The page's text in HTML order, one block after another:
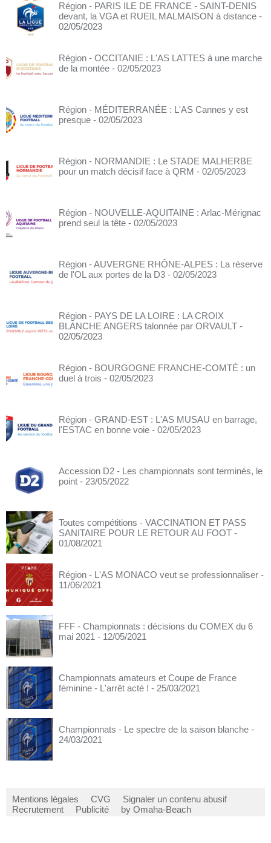
Région - PARIS ILE DE FRANCE - SAINT-DENIS
devant, la VGA et RUEIL MALMAISON à distance -
02/05/2023
Région - OCCITANIE : L'AS LATTES à une marche
de la montée - 02/05/2023
Région - MÉDITERRANÉE : L'AS Cannes y est
presque - 02/05/2023
Région - NORMANDIE : Le STADE MALHERBE
pour un match décisif face à QRM - 02/05/2023
Région - NOUVELLE-AQUITAINE : Arlac-Mérignac
prend seul la tête - 02/05/2023
Région - AUVERGNE RHÔNE-ALPES : La réserve
de l'OL aux portes de la D3 - 02/05/2023
Région - PAYS DE LA LOIRE : LA CROIX
BLANCHE ANGERS talonnée par ORVAULT -
02/05/2023
Région - BOURGOGNE FRANCHE-COMTÉ : un
duel à trois - 02/05/2023
Région - GRAND-EST : L'AS MUSAU en barrage,
l'ESTAC en bonne voie - 02/05/2023
Accession D2 - Les championnats sont terminés, le
point - 23/05/2022
Toutes compétitions - VACCINATION ET PASS
SANITAIRE POUR LE RETOUR AU FOOT -
01/08/2021
Région - L'AS MONACO veut se professionnaliser -
11/06/2021
FFF - Championnats : décisions du COMEX du 6
mai 2021 - 12/05/2021
Championnats amateurs et Coupe de France
féminine - L'arrêt acté ! - 25/03/2021
Championnats - Le spectre de la saison blanche -
24/03/2021
Mentions légales CVG
Signaler un contenu abusif
Recrutement
Publicité by Omaha-Beach